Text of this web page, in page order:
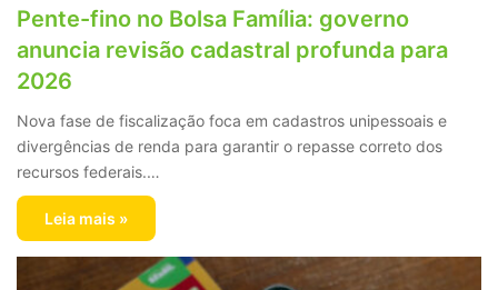
Pente-fino no Bolsa Família: governo
anuncia revisão cadastral profunda para
2026
Nova fase de fiscalização foca em cadastros unipessoais e
divergências de renda para garantir o repasse correto dos
recursos federais.…
Leia mais »